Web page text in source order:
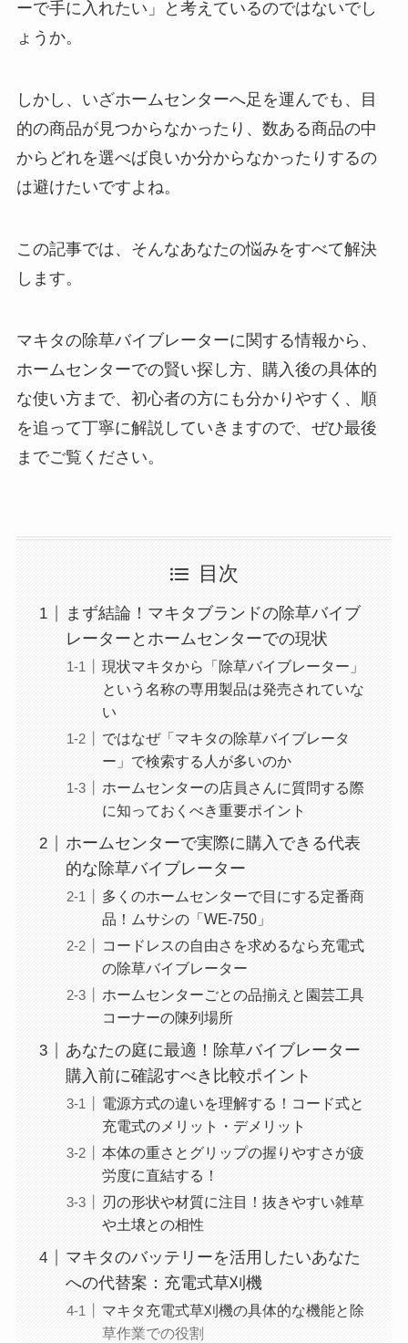
ーで手に入れたい」と考えているのではないでし
ょうか。
しかし、いざホームセンターへ足を運んでも、目
的の商品が見つからなかったり、数ある商品の中
からどれを選べば良いか分からなかったりするの
は避けたいですよね。
この記事では、そんなあなたの悩みをすべて解決
します。
マキタの除草バイブレーターに関する情報から、
ホームセンターでの賢い探し方、購入後の具体的
な使い方まで、初心者の方にも分かりやすく、順
を追って丁寧に解説していきますので、ぜひ最後
までご覧ください。
目次
まず結論！マキタブランドの除草バイブ
レーターとホームセンターでの現状
現状マキタから「除草バイブレーター」
という名称の専用製品は発売されていな
い
ではなぜ「マキタの除草バイブレータ
ー」で検索する人が多いのか
ホームセンターの店員さんに質問する際
に知っておくべき重要ポイント
ホームセンターで実際に購入できる代表
的な除草バイブレーター
多くのホームセンターで目にする定番商
品！ムサシの「WE-750」
コードレスの自由さを求めるなら充電式
の除草バイブレーター
ホームセンターごとの品揃えと園芸工具
コーナーの陳列場所
あなたの庭に最適！除草バイブレーター
購入前に確認すべき比較ポイント
電源方式の違いを理解する！コード式と
充電式のメリット・デメリット
本体の重さとグリップの握りやすさが疲
労度に直結する！
刃の形状や材質に注目！抜きやすい雑草
や土壌との相性
マキタのバッテリーを活用したいあなた
への代替案：充電式草刈機
マキタ充電式草刈機の具体的な機能と除
草作業での役割